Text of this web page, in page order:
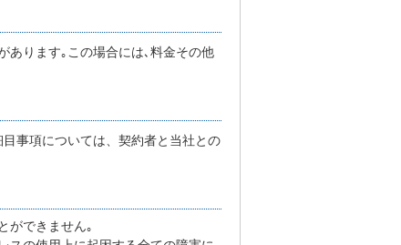
あります｡この場合には､料金その他
事項については、契約者と当社との
ができません｡